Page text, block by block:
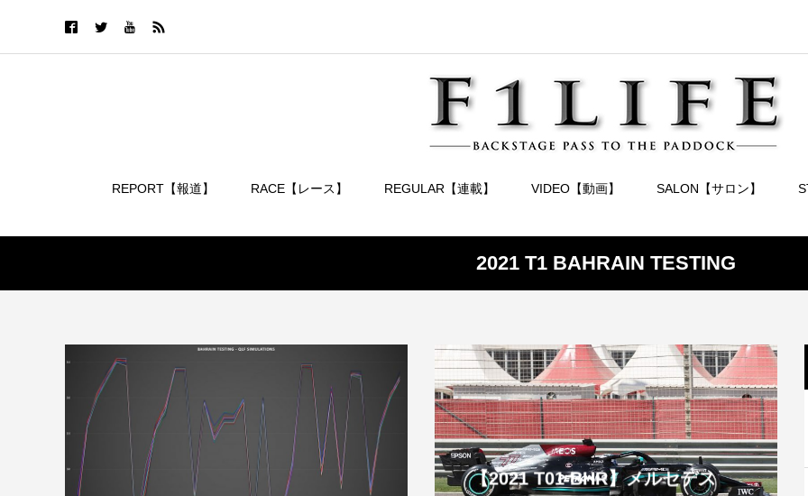
REPORT【報道】 RACE【レース】 REGULAR【連載】 VIDEO【動画】 SALON【サロン】
2021 T1 BAHRAIN TESTING
【2021 T01 BHR】メルセデス